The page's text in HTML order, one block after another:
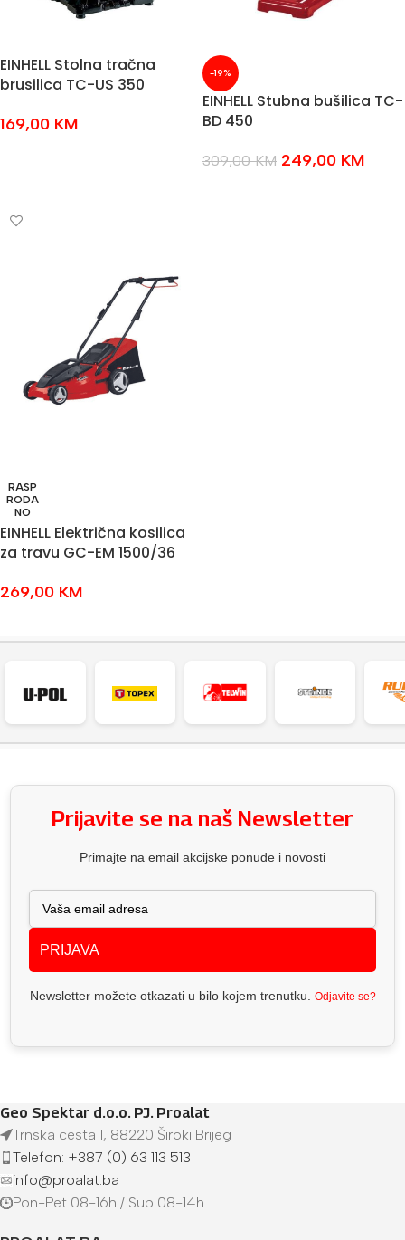
EINHELL Stolna tračna
brusilica TC-US 350
169,00 KM
-19%
EINHELL Stubna bušilica TC-
BD 450
309,00KM 249,00 KM
RASP
RODA
NO
EINHELL Električna kosilica
za travu GC-EM 1500/36
269,00 KM
Prijavite se na naš Newsletter
Primajte na email akcijske ponude i novosti
PRIJAVA
Newsletter možete otkazati u bilo kojem trenutku. Odjavite se?
Geo Spektar d.o.o. PJ. Proalat
Trnska cesta 1, 88220 Široki Brijeg
Telefon: +387 (0) 63 113 513
info@proalat.ba
Pon-Pet 08-16h / Sub 08-14h